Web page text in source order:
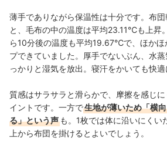
薄手でありながら保温性は十分です。布
と、毛布の中の温度は平均23.11℃も上昇
ら10分後の温度も平均19.67℃で、ほかほ
プできていました。厚手でないぶん、水
っかりと湿気を放出。寝汗をかいても快適
質感はサラサラと滑らかで、摩擦を感じ
イントです。一方で生地が薄いため「横
る」という声 も。1枚では体に沿いにくい
上から布団を掛けるとよいでしょう。